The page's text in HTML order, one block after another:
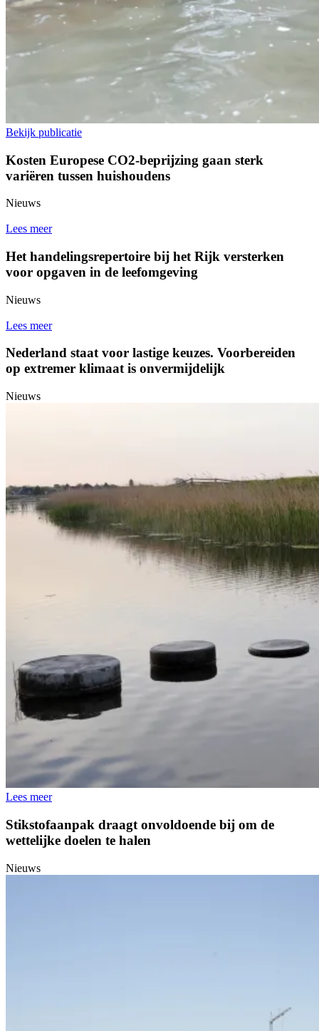
Bekijk publicatie
Kosten Europese CO2-beprijzing gaan sterk
variëren tussen huishoudens
Nieuws
Lees meer
Het handelingsrepertoire bij het Rijk versterken
voor opgaven in de leefomgeving
Nieuws
Lees meer
Nederland staat voor lastige keuzes. Voorbereiden
op extremer klimaat is onvermijdelijk
Nieuws
Lees meer
Stikstofaanpak draagt onvoldoende bij om de
wettelijke doelen te halen
Nieuws